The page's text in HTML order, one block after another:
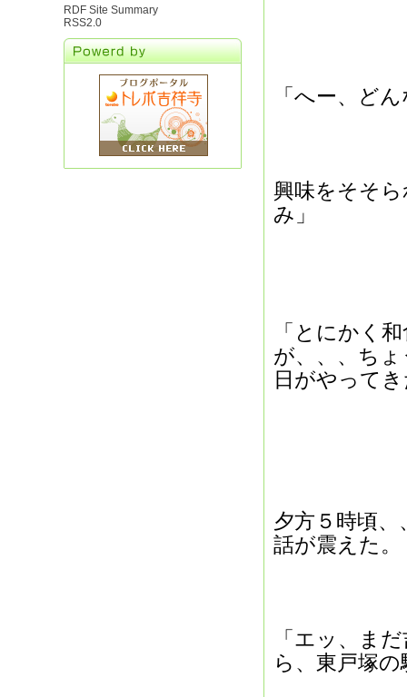
RDF Site Summary
RSS2.0
「へー、ど
興味をそそ
み」
「とにかく
が、、、ち
日がやって
夕方５時頃
話が震えた。
「エッ、ま
ら、東戸塚